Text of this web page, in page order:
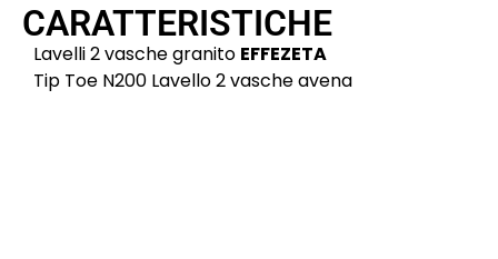
CARATTERISTICHE
Lavelli 2 vasche granito EFFEZETA
Tip Toe N200 Lavello 2 vasche avena